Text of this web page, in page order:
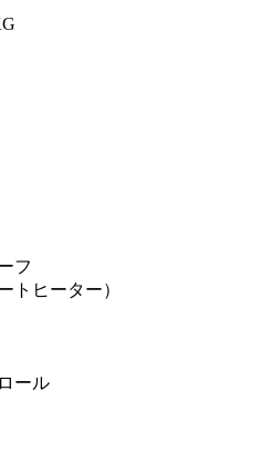
フ
トヒーター）
ール